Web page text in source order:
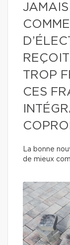
TROP
CES
La bonne
de mieux